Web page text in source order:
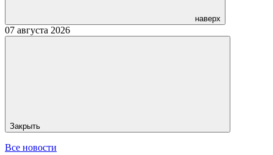
наверх
07 августа 2026
Закрыть
Все новости